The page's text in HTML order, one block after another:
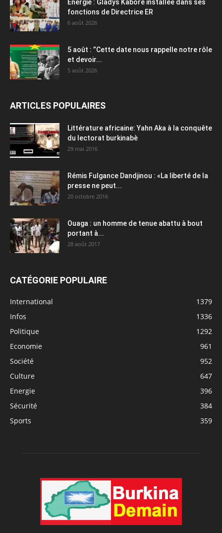
Energie : Gladys Kaboré installée dans ses
fonctions de Directrice ER
6 août 2026
5 août : ”Cette date nous rappelle notre rôle
et devoir...
5 août 2026
ARTICLES POPULAIRES
Littérature africaine: Yahn Aka à la conquête
du lectorat burkinabè
29 mai 2016
Rémis Fulgance Dandjinou : «La liberté de la
presse ne peut...
20 octobre 2016
Ouaga : un homme de tenue abattu à bout
portant à...
28 août 2017
CATÉGORIE POPULAIRE
International
1379
Infos
1336
Politique
1292
Economie
961
Société
952
Culture
647
Energie
396
Sécurité
384
Sports
359